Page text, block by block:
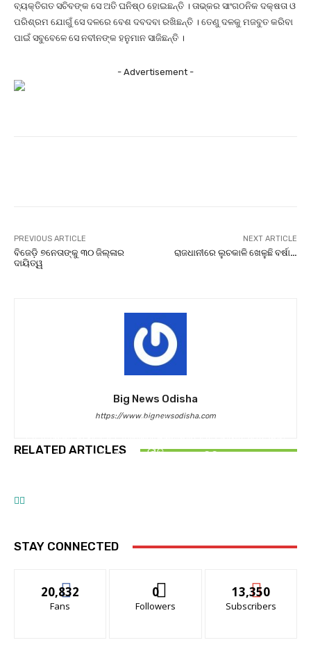
ବ୍ୟକ୍ତିଗତ ସଚିବଙ୍କ ସେ ଅତି ଘନିଷ୍ଠ ହୋଇଛନ୍ତି । ତାଭ୍କର ସାଂଗଠନିକ ଦକ୍ଷତା ଓ
ପରିଶ୍ରମ ଯୋଗୁଁ ସେ ଦଳରେ ବେଶ ଦବଦବା ରଖିଛନ୍ତି । ତେଣୁ ଦଳକୁ ମଜବୁତ କରିବା
ପାଇଁ ସବୁବେଳେ ସେ ନବୀନଙ୍କ ହନୁମାନ ସାଜିଛନ୍ତି ।
- Advertisement -
PREVIOUS ARTICLE
ବିଜେଡ଼ି ୭ନେତାଙ୍କୁ ୩୦ ଜିଲ୍ଳାର
ଦାୟିତ୍ୱ
NEXT ARTICLE
ରାଜଧାନୀରେ ଲୁଚକାଳି ଖେଳୁଛି ବର୍ଷା…
Big News Odisha
https://www.bignewsodisha.com
RELATED ARTICLES
ରାଜନୀତି
ନାହିଁ
ସୋଆରେ ଆନ୍ତର୍ଜାତୀୟ ସମ୍ମିଳନୀ ‘ଆଇସିସିଏମ୍‌ଇଏସ୍‌ଏଚ୍‌–
STAY CONNECTED
20,832
Fans
0
Followers
13,350
Subscribers